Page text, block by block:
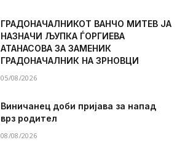
ГРАДОНАЧАЛНИКОТ ВАНЧО МИТЕВ ЈА
НАЗНАЧИ ЉУПКА ЃОРГИЕВА
АТАНАСОВА ЗА ЗАМЕНИК
ГРАДОНАЧАЛНИК НА ЗРНОВЦИ
05/08/2026
Виничанец доби пријава за напад
врз родител
08/08/2026